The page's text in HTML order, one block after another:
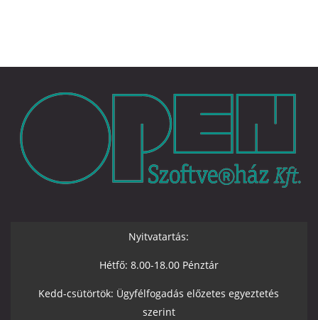
Nyitvatartás:
Hétfő: 8.00-18.00 Pénztár
Kedd-csütörtök: Ügyfélfogadás előzetes egyeztetés
szerint